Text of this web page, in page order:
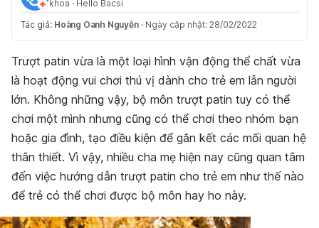
khoa · Hello Bacsi
Tác giả: Hoàng Oanh Nguyễn · Ngày cập nhật: 28/02/2022
Trượt patin vừa là một loại hình vận động thể chất vừa
là hoạt động vui chơi thú vị dành cho trẻ em lẫn người
lớn. Không những vậy, bộ môn trượt patin tuy có thể
chơi một mình nhưng cũng có thể chơi theo nhóm bạn
hoặc gia đình, tạo điều kiện để gắn kết các mối quan hệ
thân thiết. Vì vậy, nhiều cha mẹ hiện nay cũng quan tâm
đến việc hướng dẫn trượt patin cho trẻ em như thế nào
để trẻ có thể chơi được bộ môn hay ho này.